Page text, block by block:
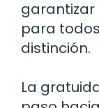
garantizar
para
distinción.
La